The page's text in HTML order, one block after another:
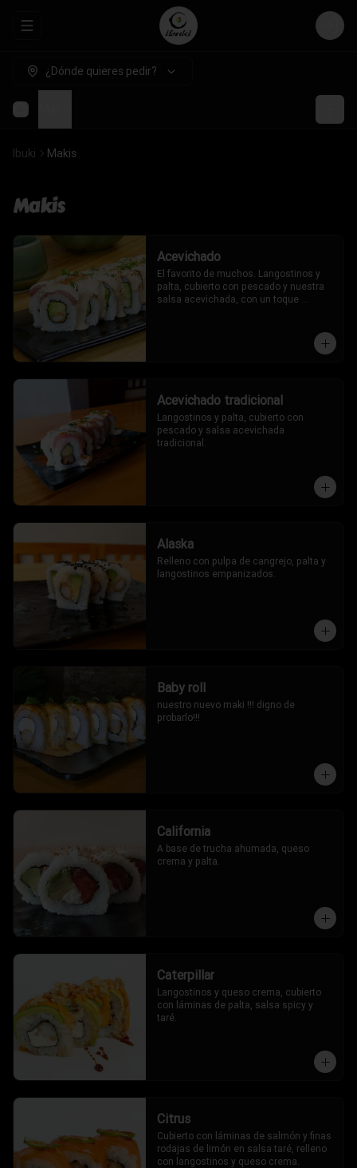
Abrir menu de navegación Login
¿Dónde quieres pedir?
Ibuki Makis
Makis
Acevichado
El favorito de muchos. Langostinos y
palta, cubierto con pescado y nuestra
salsa acevichada, con un toque
Acevichado tradicional
Langostinos y palta, cubierto con
pescado y salsa acevichada
tradicional.
Alaska
Relleno con pulpa de cangrejo, palta y
langostinos empanizados.
Baby roll
nuestro nuevo maki !!! digno de
probarlo!!!
California
A base de trucha ahumada, queso
crema y palta.
Caterpillar
Langostinos y queso crema, cubierto
con láminas de palta, salsa spicy y
taré.
Citrus
Cubierto con láminas de salmón y finas
rodajas de limón en salsa taré, relleno
con langostinos y queso crema.